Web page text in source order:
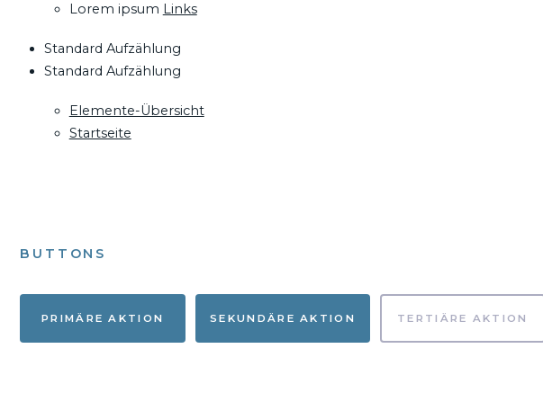
Lorem ipsum Links
Standard Aufzählung
Standard Aufzählung
Elemente-Übersicht
Startseite
BUTTONS
PRIMÄRE AKTION SEKUNDÄRE AKTION TERTIÄRE AKTION